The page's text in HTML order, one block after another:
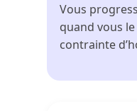
Vous
quand vous
contrainte